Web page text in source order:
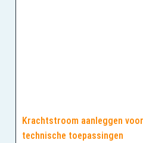
Krachtstroom aanleggen
technische toepassingen